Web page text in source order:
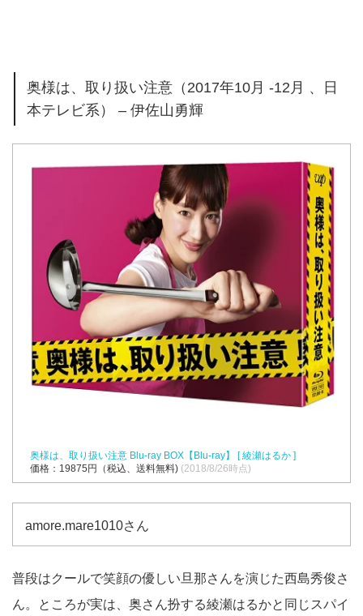
奥様は、取り扱い注意（2017年10月 -12月 、日
本テレビ系） – 伊佐山勇輝
奥様は、取り扱い注意 Blu-ray BOX【Blu-ray】 [ 綾瀬はるか ]
価格：19875円（税込、送料無料) (2018/8/26時点)
amore.mare1010さん
普段はクールで笑顔の優しい旦那さんを演じた西島秀俊さ
ん。ところが実は、奥さん扮する綾瀬はるかと同じスパイ